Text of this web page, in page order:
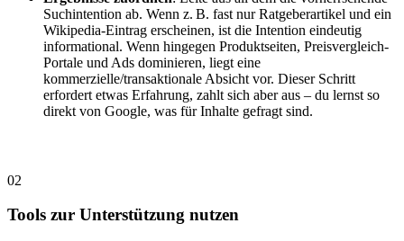
Suchintention ab. Wenn z. B. fast nur Ratgeberartikel und ein
Wikipedia-Eintrag erscheinen, ist die Intention eindeutig
informational. Wenn hingegen Produktseiten, Preisvergleich-
Portale und Ads dominieren, liegt eine
kommerzielle/transaktionale Absicht vor. Dieser Schritt
erfordert etwas Erfahrung, zahlt sich aber aus – du lernst so
direkt von Google, was für Inhalte gefragt sind.
02
Tools zur Unterstützung nutzen